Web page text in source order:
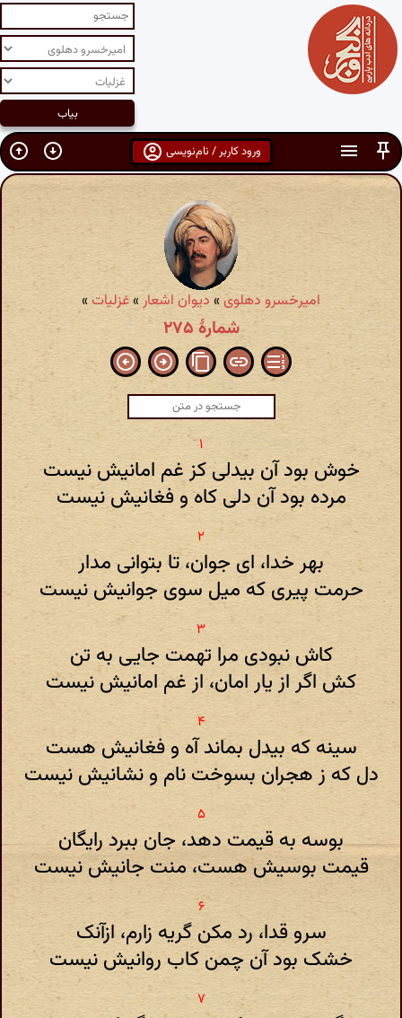
ورود کاربر / نام‌نویسی
امیرخسرو دهلوی» دیوان اشعار»غزلیات»
شمارهٔ ۲۷۵
خوش بود آن بیدلی کز غم امانیش نیست
مرده بود آن دلی کاه و فغانیش نیست
بهر خدا، ای جوان، تا بتوانی مدار
حرمت پیری که میل سوی جوانیش نیست
کاش نبودی مرا تهمت جایی به تن
کش اگر از یار امان، از غم امانیش نیست
سینه که بیدل بماند آه و فغانیش هست
دل که ز هجران بسوخت نام و نشانیش نیست
بوسه به قیمت دهد، جان ببرد رایگان
قیمت بوسیش هست، منت جانیش نیست
سرو قدا، رد مکن گریه زارم، ازآنک
خشک بود آن چمن کاب روانیش نیست